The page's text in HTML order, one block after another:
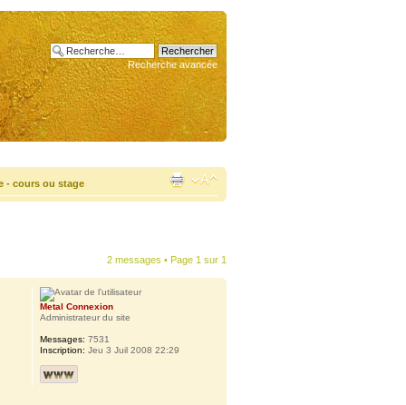
Recherche avancée
- cours ou stage
2 messages • Page 1 sur 1
Metal Connexion
Administrateur du site
Messages: 7531
Inscription: Jeu 3 Juil 2008 22:29